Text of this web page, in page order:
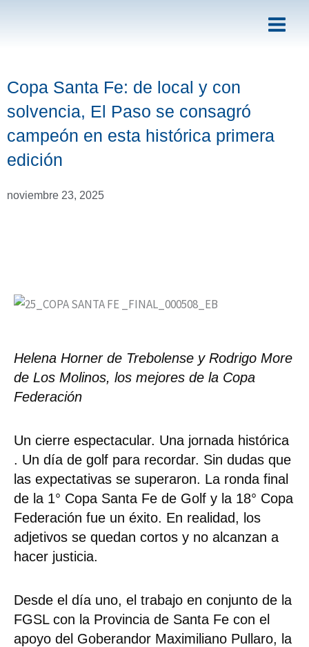
Copa Santa Fe: de local y con
solvencia, El Paso se consagró
campeón en esta histórica primera
edición
noviembre 23, 2025
Helena Horner de Trebolense y Rodrigo More
de Los Molinos, los mejores de la Copa
Federación
Un cierre espectacular. Una jornada histórica
. Un día de golf para recordar. Sin dudas que
las expectativas se superaron. La ronda final
de la 1° Copa Santa Fe de Golf y la 18° Copa
Federación fue un éxito. En realidad, los
adjetivos se quedan cortos y no alcanzan a
hacer justicia.
Desde el día uno, el trabajo en conjunto de la
FGSL con la Provincia de Santa Fe con el
apoyo del Goberandor Maximiliano Pullaro, la